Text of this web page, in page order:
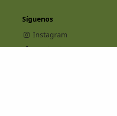
Síguenos
Instagram
Facebook